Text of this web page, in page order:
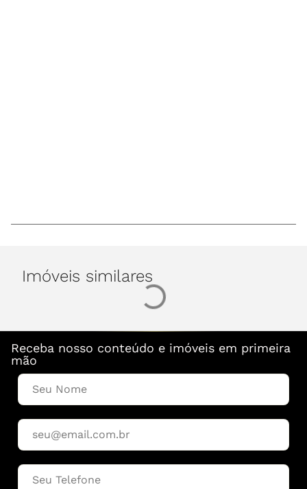
Imóveis similares
Receba nosso conteúdo e imóveis em primeira
mão